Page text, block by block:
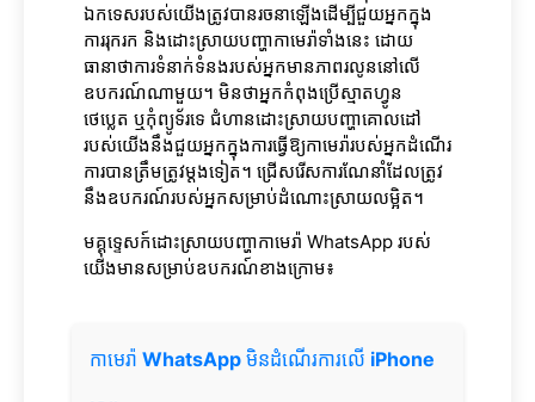
ឯកទេសរបស់យើងត្រូវបានរចនាឡើងដើម្បីជួយអ្នកក្នុង
ការរុករក និងដោះស្រាយបញ្ហាកាមេរ៉ាទាំងនេះ ដោយ
ធានាថាការទំនាក់ទំនងរបស់អ្នកមានភាពរលូននៅលើ
ឧបករណ៍ណាមួយ។ មិនថាអ្នកកំពុងប្រើស្មាតហ្វូន
ថេប្លេត ឬកុំព្យូទ័រទេ ជំហានដោះស្រាយបញ្ហាគោលដៅ
របស់យើងនឹងជួយអ្នកក្នុងការធ្វើឱ្យកាមេរ៉ារបស់អ្នកដំណើរ
ការបានត្រឹមត្រូវម្តងទៀត។ ជ្រើសរើសការណែនាំដែលត្រូវ
នឹងឧបករណ៍របស់អ្នកសម្រាប់ដំណោះស្រាយលម្អិត។
មគ្គុទ្ទេសក៍ដោះស្រាយបញ្ហាកាមេរ៉ា WhatsApp របស់
យើងមានសម្រាប់ឧបករណ៍ខាងក្រោម៖
កាមេរ៉ា WhatsApp មិនដំណើរការលើ iPhone